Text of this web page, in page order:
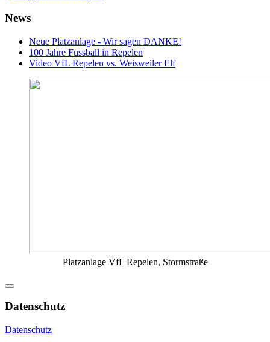
News
Neue Platzanlage - Wir sagen DANKE!
100 Jahre Fussball in Repelen
Video VfL Repelen vs. Weisweiler Elf
Platzanlage VfL Repelen, Stormstraße
Datenschutz
Datenschutz